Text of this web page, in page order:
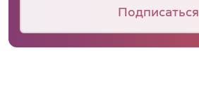
Подписаться